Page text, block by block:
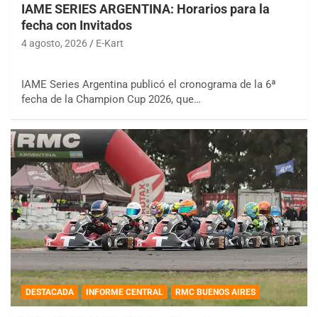
IAME SERIES ARGENTINA: Horarios para la
fecha con Invitados
4 agosto, 2026 E-Kart
IAME Series Argentina publicó el cronograma de la 6ª
fecha de la Champion Cup 2026, que…
DESTACADA INFORME CENTRAL RMC BUENOS AIRES